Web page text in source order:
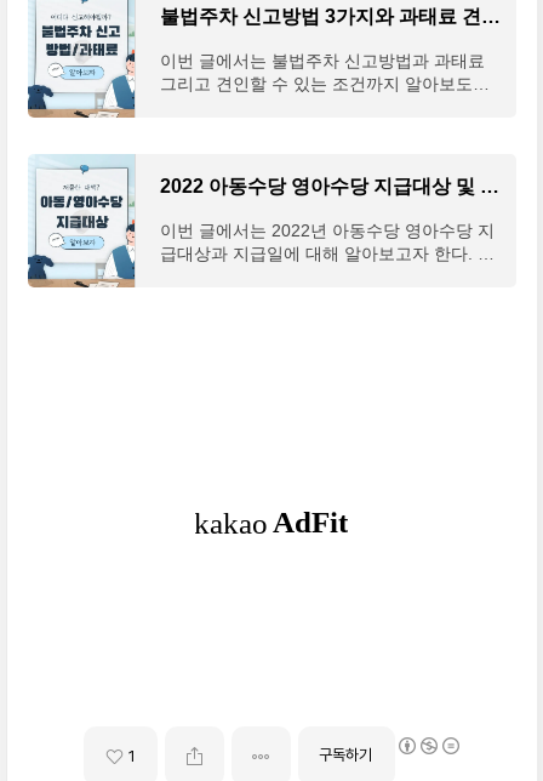
불법주차 신고방법 3가지와 과태료 견인조건
이번 글에서는 불법주차 신고방법과 과태료
그리고 견인할 수 있는 조건까지 알아보도록
2022 아동수당 영아수당 지급대상 및 지급일
이번 글에서는 2022년 아동수당 영아수당 지
급대상과 지급일에 대해 알아보고자 한다. 나
1 구독하기